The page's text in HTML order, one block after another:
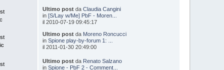
Ultimo postda Claudia Cangini
in [S/Lay w/Me] PbF - Moren...
il 2010-07-19 09:45:17
Ultimo postda Moreno Roncucci
in Spione play-by-forum 1: ...
il 2011-01-30 20:49:00
Ultimo postda Renato Salzano
in Spione - PbF 2 - Comment...